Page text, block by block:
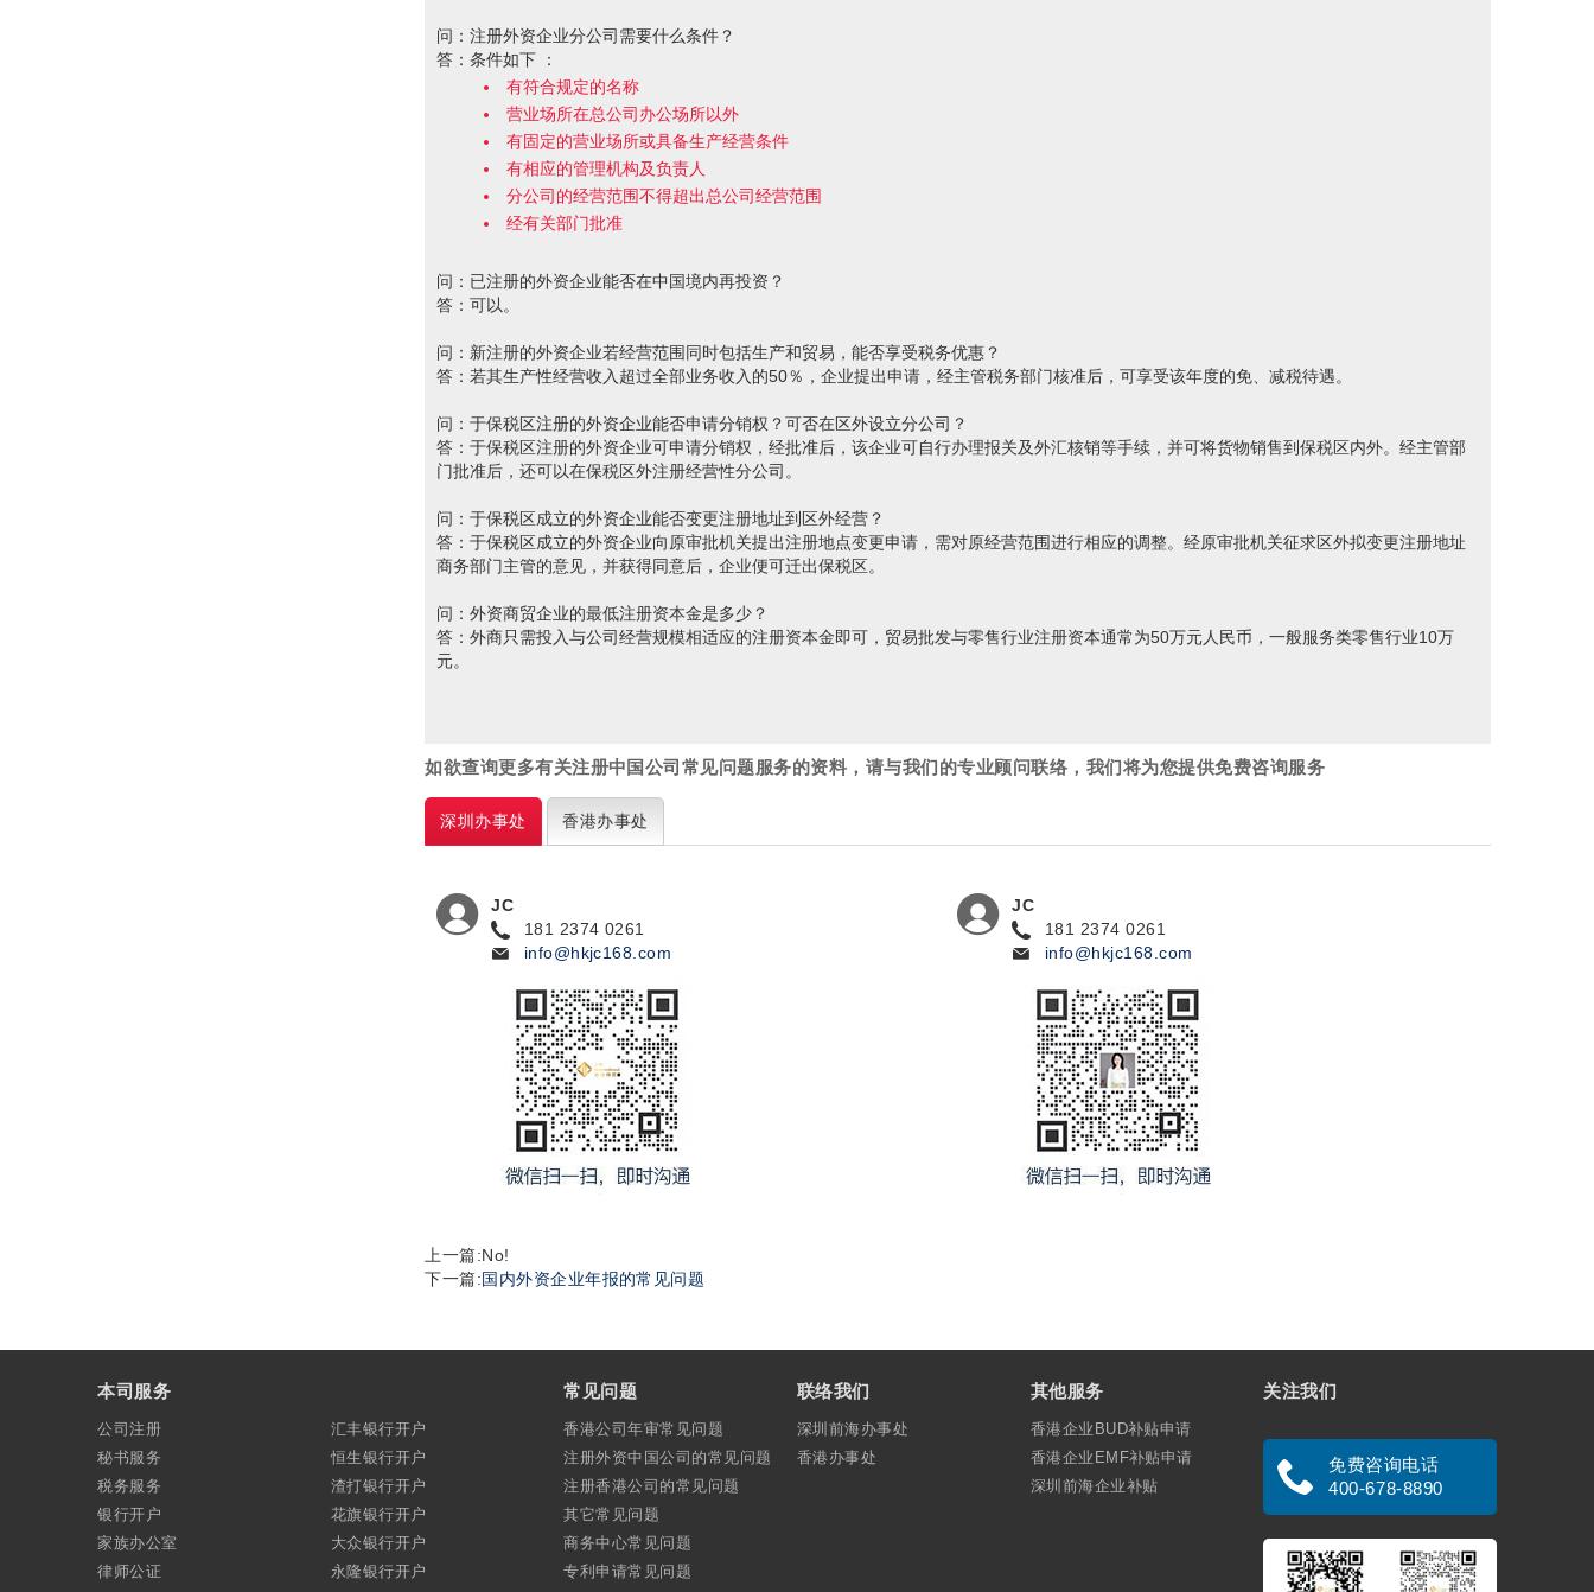
问：注册外资企业分公司需要什么条件？
答：条件如下 ：
有符合规定的名称
营业场所在总公司办公场所以外
有固定的营业场所或具备生产经营条件
有相应的管理机构及负责人
分公司的经营范围不得超出总公司经营范围
经有关部门批准
问：已注册的外资企业能否在中国境内再投资？
答：可以。
问：新注册的外资企业若经营范围同时包括生产和贸易，能否享受税务优惠？
答：若其生产性经营收入超过全部业务收入的50％，企业提出申请，经主管税务部门核准后，可享受该年度的免、减税待遇。
问：于保税区注册的外资企业能否申请分销权？可否在区外设立分公司？
答：于保税区注册的外资企业可申请分销权，经批准后，该企业可自行办理报关及外汇核销等手续，并可将货物销售到保税区内外。经主管部
门批准后，还可以在保税区外注册经营性分公司。
问：于保税区成立的外资企业能否变更注册地址到区外经营？
答：于保税区成立的外资企业向原审批机关提出注册地点变更申请，需对原经营范围进行相应的调整。经原审批机关征求区外拟变更注册地址
商务部门主管的意见，并获得同意后，企业便可迁出保税区。
问：外资商贸企业的最低注册资本金是多少？
答：外商只需投入与公司经营规模相适应的注册资本金即可，贸易批发与零售行业注册资本通常为50万元人民币，一般服务类零售行业10万
元。
如欲查询更多有关注册中国公司常见问题服务的资料，请与我们的专业顾问联络，我们将为您提供免费咨询服务
深圳 办事处 香港办事处
JC
181 2374 0261
info@hkjc168.com
JC
181 2374 0261
info@hkjc168.com
上一篇:No!
下一篇:国内外资企业年报的常见问题
本司服务
公司注册
秘书服务
税务服务
银行开户
家族办公室
律师公证
汇丰银行开户
恒生银行开户
渣打银行开户
花旗银行开户
大众银行开户
永隆银行开户
常见问题
香港公司年审常见问题
注册外资中国公司的常见问题
注册香港公司的常见问题
其它常见问题
商务中心常见问题
专利申请常见问题
联络我们
深圳前海办事处
香港办事处
其他服务
香港企业BUD补贴申请
香港企业EMF补贴申请
深圳前海企业补贴
关注我们
免费咨询电话
400-678-8890